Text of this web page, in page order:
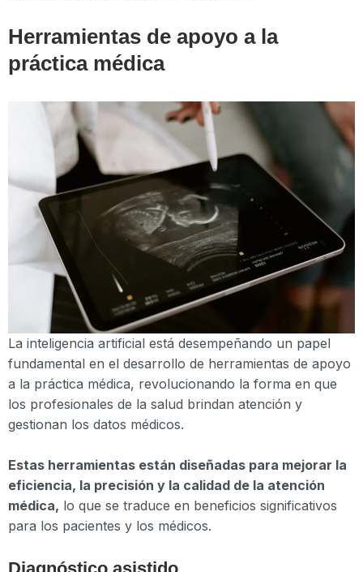
Herramientas de apoyo a la
práctica médica
La inteligencia artificial está desempeñando un papel
fundamental en el desarrollo de herramientas de apoyo
a la práctica médica, revolucionando la forma en que
los profesionales de la salud brindan atención y
gestionan los datos médicos.
Estas herramientas están diseñadas para mejorar la
eficiencia, la precisión y la calidad de la atención
médica, lo que se traduce en beneficios significativos
para los pacientes y los médicos.